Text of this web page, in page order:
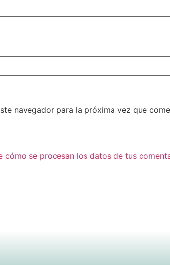
navegador para la próxima vez que
cómo se procesan los datos de tus